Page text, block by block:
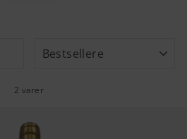
Bestsellere
2 varer